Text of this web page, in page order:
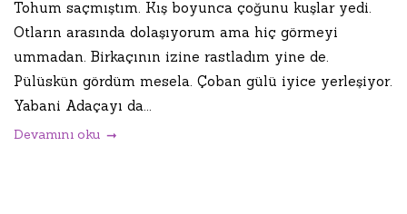
Tohum saçmıştım. Kış boyunca çoğunu kuşlar yedi.
Otların arasında dolaşıyorum ama hiç görmeyi
ummadan. Birkaçının izine rastladım yine de.
Pülüskün gördüm mesela. Çoban gülü iyice yerleşiyor.
Yabani Adaçayı da...
Devamını oku